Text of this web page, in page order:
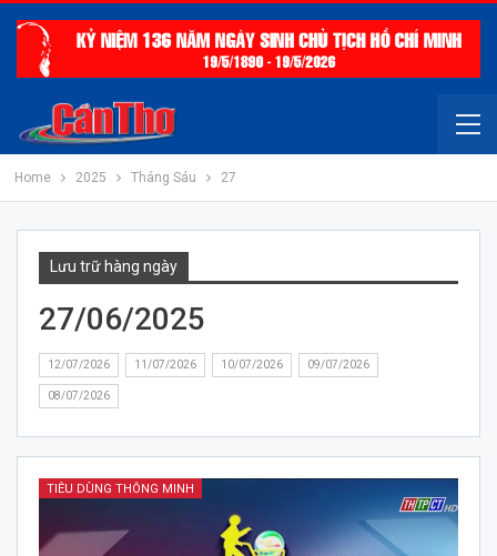
Home 2025 Tháng Sáu 27
Lưu trữ hàng ngày
27/06/2025
12/07/2026 11/07/2026 10/07/2026 09/07/2026
08/07/2026
TIÊU DÙNG THÔNG MINH